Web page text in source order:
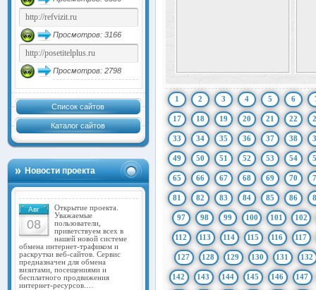
Просмотров: 3166
Просмотров: 2798
Список сайтов
Каталог сайтов
Новости проекта
Авг
08
Открытие проекта.
Уважаемые
пользователи,
приветствуем всех в
нашей новой системе
обмена интернет-трафиком и
раскрутки веб-сайтов. Сервис
предназначен для обмена
визитами, посещениями и
бесплатного продвижения
интернет-ресурсов.…
1 2 3 4 5 6
17 18 19 20 21 22
33 34 35 36 37 38
49 50 51 52 53 54
65 66 67 68 69 70
81 82 83 84 85 86
97 98 99 100 101 102
112 113 114 115 116 117
127 128 129 130 131 132
142 143 144 145 146 147